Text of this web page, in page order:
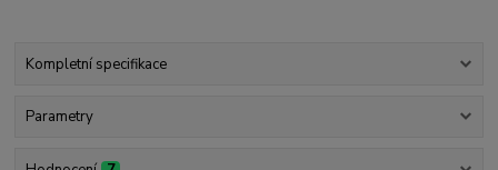
Kompletní specifikace
Parametry